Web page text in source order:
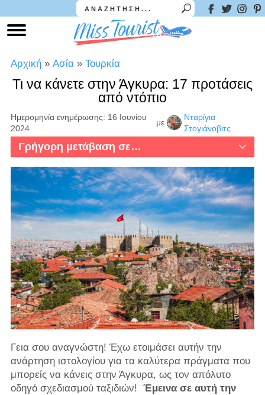
Αρχική » Ασία » Τουρκία
Τι να κάνετε στην Άγκυρα: 17 προτάσεις
από ντόπιο
Ημερομηνία ενημέρωσης: 16 Ιουνίου
2024
με
Νταρίγια
Στογιάνοβιτς
Γρήγορη μετάβαση σε…
Γεια σου αναγνώστη! Έχω ετοιμάσει αυτήν την
ανάρτηση ιστολογίου για τα καλύτερα πράγματα που
μπορείς να κάνεις στην Άγκυρα, ως τον απόλυτο
οδηγό σχεδιασμού ταξιδιών! Έμεινα σε αυτή την